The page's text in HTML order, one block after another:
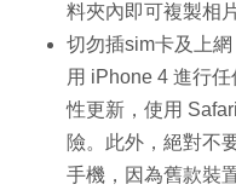
料夾內即可複製相片
切勿插sim卡及上
用 iPhone 4 進行
性更新，使用
險。此外，絕對不
手機，因為舊款裝